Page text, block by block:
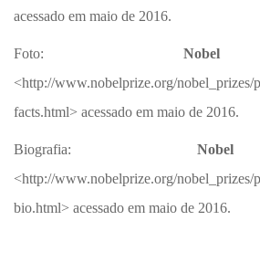
acessado em maio de 2016.
Foto:
<http://www.nobelprize.org/nobel_prizes/
facts.html> acessado em maio de 2016.
Biografia:
<http://www.nobelprize.org/nobel_prizes/
bio.html> acessado em maio de 2016.